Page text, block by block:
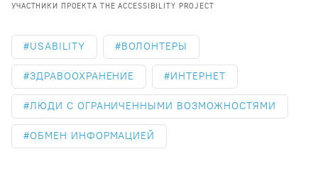
УЧАСТНИКИ ПРОЕКТА THE ACCESSIBILITY PROJECT
USABILITY ВОЛОНТЕРЫ
ЗДРАВООХРАНЕНИЕ ИНТЕРНЕТ
ЛЮДИ С ОГРАНИЧЕННЫМИ ВОЗМОЖНОСТЯМИ
ОБМЕН ИНФОРМАЦИЕЙ